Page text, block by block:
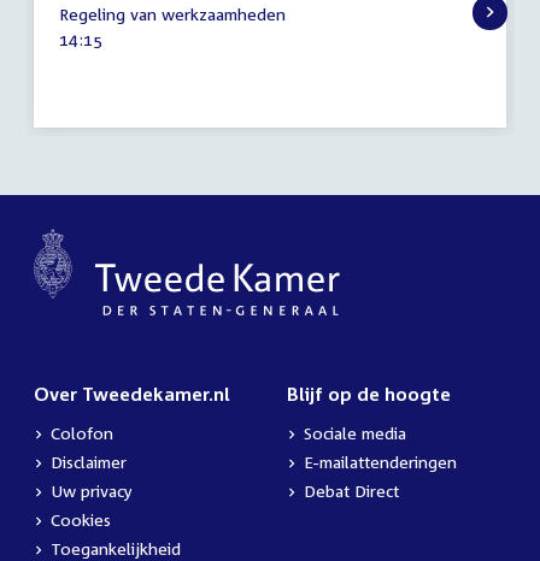
januari
2022
Regeling van werkzaamheden
Tijd
14:15
Over Tweedekamer.nl
Colofon
Disclaimer
Uw privacy
Cookies
Toegankelijkheid
Blijf op de hoogte
Sociale media
E-mailattenderingen
Debat Direct